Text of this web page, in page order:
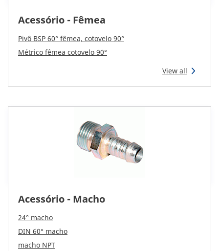
Acessório - Fêmea
Pivô BSP 60° fêmea, cotovelo 90°
Métrico fêmea cotovelo 90°
View all
Acessório - Macho
24° macho
DIN 60° macho
macho NPT